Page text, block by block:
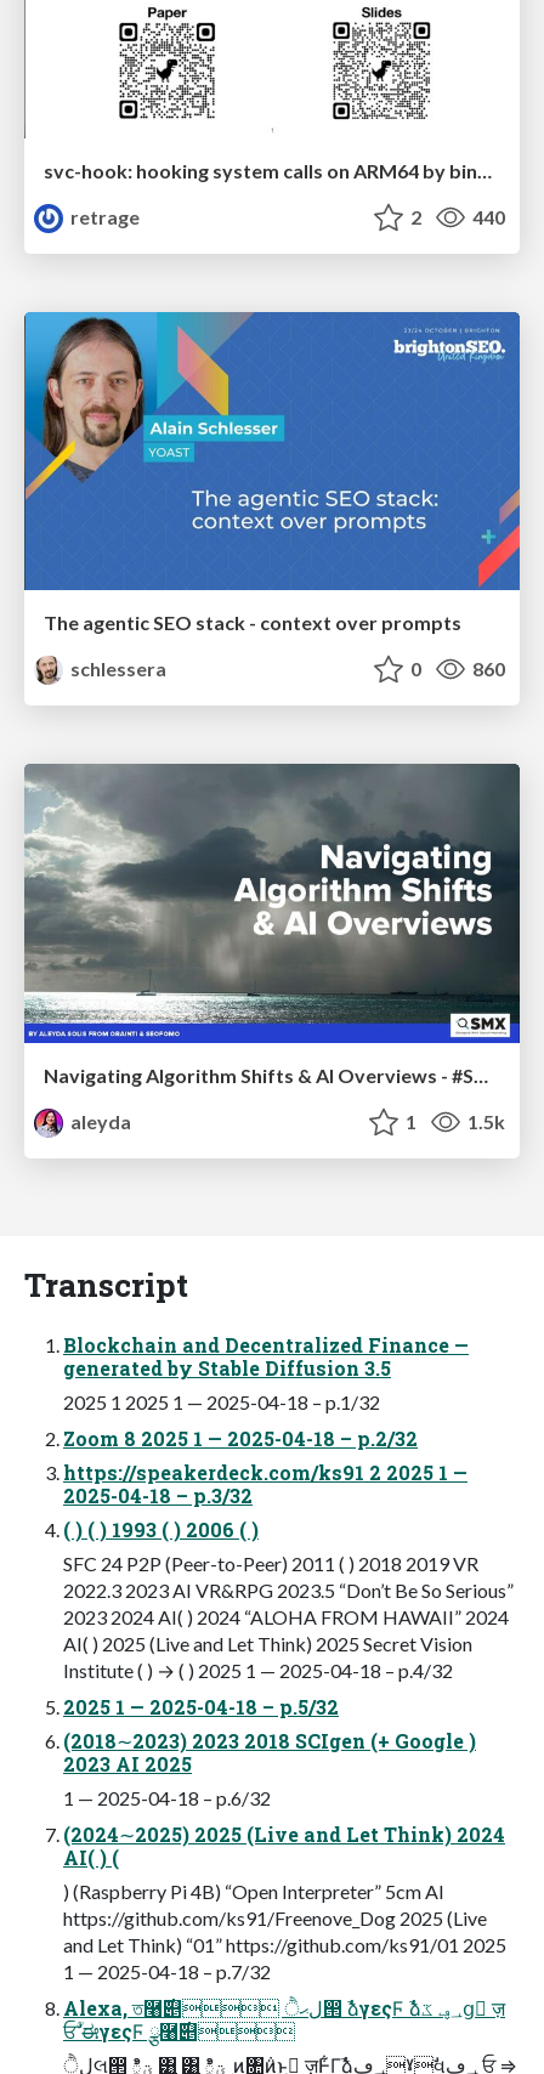
svc-hook: hooking system calls on ARM64 by binary rewriting
retrage
2 440
The agentic SEO stack - context over prompts
schlessera
0 860
aleyda
1 1.5k
Transcript
Blockchain and Decentralized Finance —
generated by Stable Diffusion 3.5
2025 1 2025 1 — 2025-04-18 – p.1/32
Zoom 8 2025 1 — 2025-04-18 – p.2/32
https://speakerdeck.com/ks91 2 2025 1 —
2025-04-18 – p.3/32
( ) ( ) 1993 ( ) 2006 ( )
SFC 24 P2P (Peer-to-Peer) 2011 ( ) 2018 2019 VR
2022.3 2023 AI VR&RPG 2023.5 “Don’t Be So Serious”
2023 2024 AI( ) 2024 “ALOHA FROM HAWAII” 2024
AI( ) 2025 (Live and Let Think) 2025 Secret Vision
Institute ( ) → ( ) 2025 1 — 2025-04-18 – p.4/32
2025 1 — 2025-04-18 – p.5/32
(2018∼2023) 2023 2018 SCIgen (+ Google )
2023 AI 2025
1 — 2025-04-18 – p.6/32
(2024∼2025) 2025 (Live and Let Think) 2024
AI( ) (
) (Raspberry Pi 4B) “Open Interpreter” 5cm AI
https://github.com/ks91/Freenove_Dog 2025 (Live
and Let Think) “01” https://github.com/ks91/01 2025
1 — 2025-04-18 – p.7/32
Alexa, ত࿨࣌୅ ੈلޙ൒ ࣾձγεςϜ ࣾձ؀ڥ ػց ٕज़
ਓؒ ࣗಈγεςϜ ྩ࿨࣌୅
ੈلલ൒ ిؾ͚ͭͯ ͸͍ ͸͍ ిؾ͚ͭͯ ͜ͷ৚݅ͷͱ͖ ٕज़Ͱ͋Γࣾձ؀ڥˠࣗવ؀ڥ ਓ ⇒